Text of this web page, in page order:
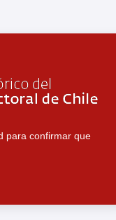
para confirmar que